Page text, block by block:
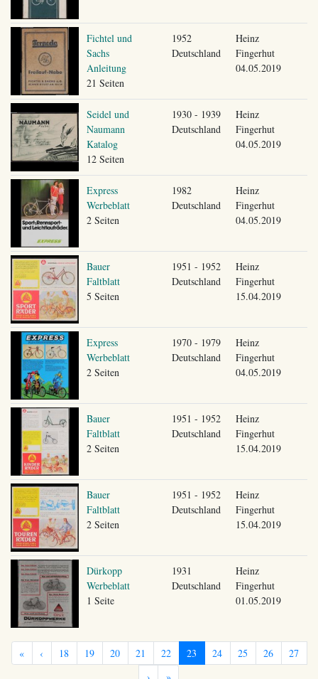
Fichtel und
Sachs
Anleitung
21 Seiten
1952
Deutschland
Heinz
Fingerhut
04.05.2019
Seidel und
Naumann
Katalog
12 Seiten
1930 - 1939
Deutschland
Heinz
Fingerhut
04.05.2019
Express
Werbeblatt
2 Seiten
1982
Deutschland
Heinz
Fingerhut
04.05.2019
Bauer
Faltblatt
5 Seiten
1951 - 1952
Deutschland
Heinz
Fingerhut
15.04.2019
Express
Werbeblatt
2 Seiten
1970 - 1979
Deutschland
Heinz
Fingerhut
04.05.2019
Bauer
Faltblatt
2 Seiten
1951 - 1952
Deutschland
Heinz
Fingerhut
15.04.2019
Bauer
Faltblatt
2 Seiten
1951 - 1952
Deutschland
Heinz
Fingerhut
15.04.2019
Dürkopp
Werbeblatt
1 Seite
1931
Deutschland
Heinz
Fingerhut
01.05.2019
« ‹ 18 19 20 21 22 23 24 25 26
27
›
»